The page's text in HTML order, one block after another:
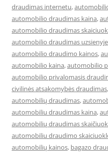
draudimas internetu,
automobilio draudimas kaina,
automobilio draudimas
automobilio draudimas uzsienyje
automobilio draudimo kainos,
automobilio kaina,automobilio
automobilio privalomasis
civilinės atsakomybės draudimas,
automobilių draudimas,
automobiliu draudimas kaina,
automobilių draudimas
automobiliu draudimo
automobilių kainos, bagazo